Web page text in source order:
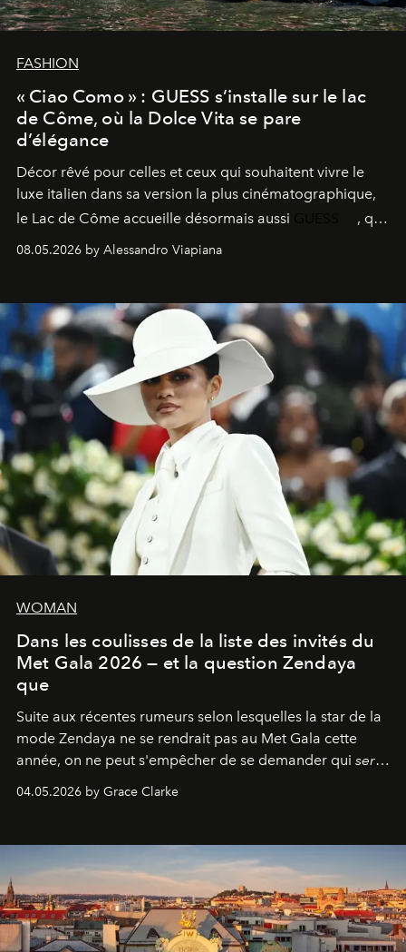
FASHION
« Ciao Como » : GUESS s’installe sur le lac
de Côme, où la Dolce Vita se pare
d’élégance
Décor rêvé pour celles et ceux qui souhaitent vivre le
luxe italien dans sa version la plus cinématographique,
le Lac de Côme accueille désormais aussi
, qui
signe un takeover entre boutiques, hôtels, bateaux et
fragrances. L’une des opérations de style les plus
08.05.2026 by Alessandro Viapiana
WOMAN
Dans les coulisses de la liste des invités du
Met Gala 2026 — et la question Zendaya
que
Suite aux récentes rumeurs selon lesquelles la star de la
mode Zendaya ne se rendrait pas au Met Gala cette
année, on ne peut s'empêcher de se demander qui sera
04.05.2026 by Grace Clarke